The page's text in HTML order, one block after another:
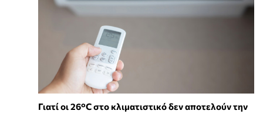
Γιατί οι 26°C στο κλιματιστικό δεν αποτελούν την